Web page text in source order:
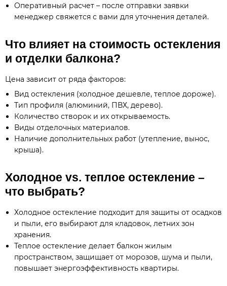
Оперативный расчет – после отправки заявки
менеджер свяжется с вами для уточнения деталей.
Что влияет на стоимость остекления
и отделки балкона?
Цена зависит от ряда факторов:
Вид остекления (холодное дешевле, теплое дороже).
Тип профиля (алюминий, ПВХ, дерево).
Количество створок и их открываемость.
Виды отделочных материалов.
Наличие дополнительных работ (утепление, вынос,
крыша).
Холодное vs. теплое остекление –
что выбрать?
Холодное остекление подходит для защиты от осадков
и пыли, его выбирают для кладовок, летних зон
хранения.
Теплое остекление делает балкон жилым
пространством, защищает от морозов, шума и пыли,
повышает энергоэффективность квартиры.